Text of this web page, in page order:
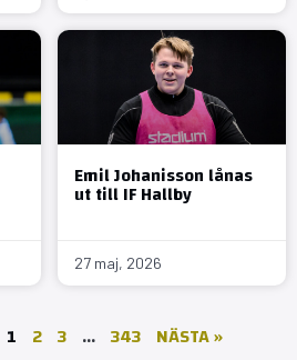
Emil Johanisson lånas
ut till IF Hallby
27 maj, 2026
1 2 3 … 343 NÄSTA »